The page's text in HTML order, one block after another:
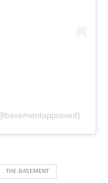
THE BASEMENT